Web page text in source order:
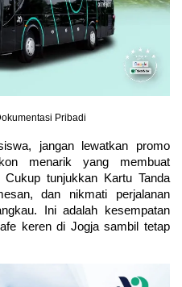
Pribadi
jangan lewatkan promo
menarik yang membuat
tunjukkan Kartu Tanda
dan nikmati perjalanan
Ini adalah kesempatan
keren di Jogja sambil tetap